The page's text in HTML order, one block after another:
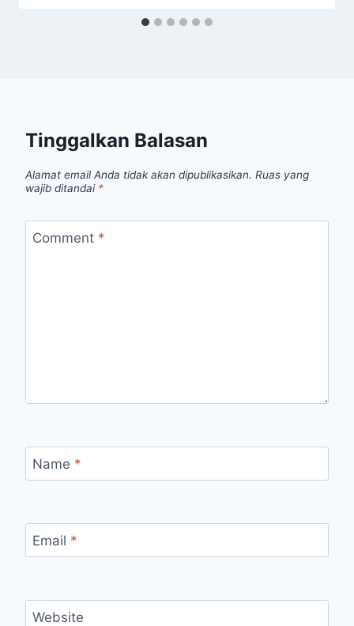
Tinggalkan Balasan
Alamat email Anda tidak akan dipublikasikan. Ruas yang
wajib ditandai *
Comment *
Name *
Email *
Website